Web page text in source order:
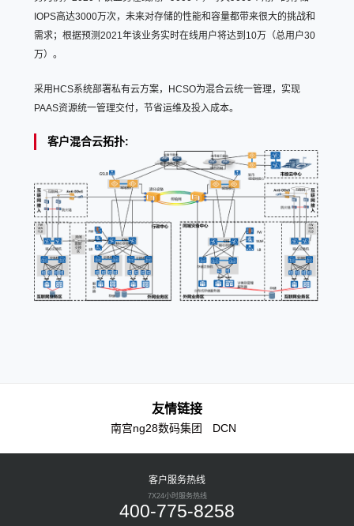
IOPS高达3000万次，未来对存储的性能和容量都带来很大的挑战和
需求；根据预测2021年该业务实时在线用户将达到10万（总用户30
万）。
采用HCS系统部署私有云方案，HCSO为混合云统一管理，实现
PAAS资源统一管理交付，节省运维及投入成本。
客户混合云拓扑:
友情链接
南宫ng28数码集团 DCN
客户服务热线
7X24小时服务热线
400-775-8258